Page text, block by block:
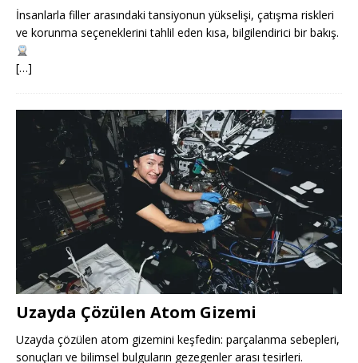
İnsanlarla filler arasındaki tansiyonun yükselişi, çatışma riskleri
ve korunma seçeneklerini tahlil eden kısa, bilgilendirici bir bakış.
[…]
Uzayda Çözülen Atom Gizemi
Uzayda çözülen atom gizemini keşfedin: parçalanma sebepleri,
sonuçları ve bilimsel bulguların gezegenler arası tesirleri.